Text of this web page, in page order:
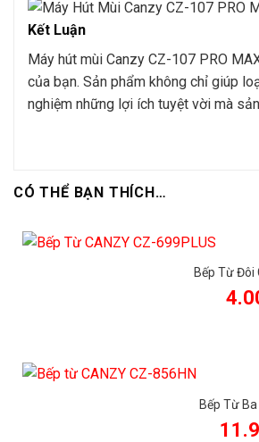
Kết Luận
Máy hút mùi Canzy CZ-107 PRO
của bạn. Sản phẩm không chỉ giúp
nghiệm những lợi ích tuyệt vời mà
CÓ THỂ BẠN THÍCH…
Bếp Từ Đôi
Bếp Từ